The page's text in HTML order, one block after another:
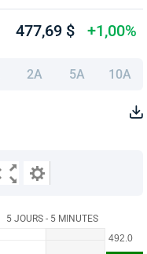
477,69 $ +1,00%
2A 5A 10A
5 JOURS - 5 MINUTES